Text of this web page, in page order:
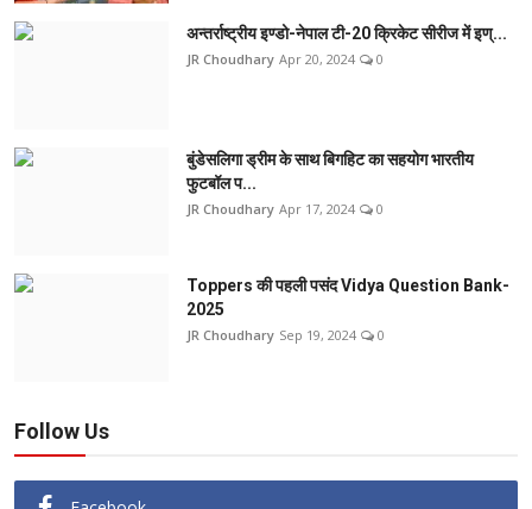
अन्तर्राष्ट्रीय इण्डो-नेपाल टी-20 क्रिकेट सीरीज में इण्...
JR Choudhary Apr 20, 2024 0
बुंडेसलिगा ड्रीम के साथ बिगहिट का सहयोग भारतीय
फुटबॉल प...
JR Choudhary Apr 17, 2024 0
Toppers की पहली पसंद Vidya Question Bank-
2025
JR Choudhary Sep 19, 2024 0
Follow Us